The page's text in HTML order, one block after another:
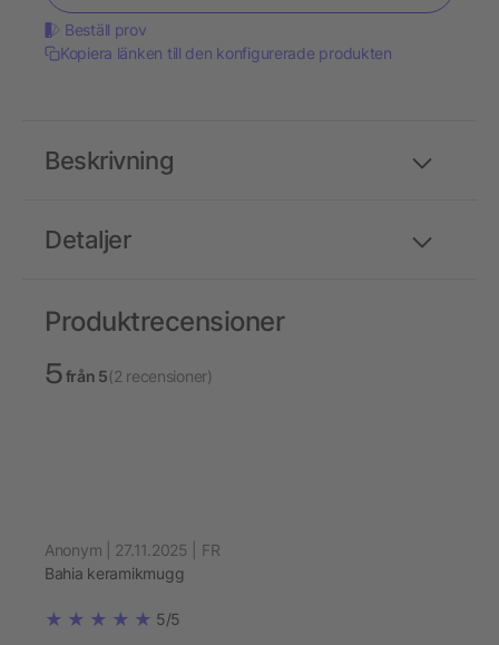
Beställ prov
Kopiera länken till den konfigurerade produkten
Detaljer
Beskrivning
Produktrecensioner
5från 5(2 recensioner)
Anonym | 27.11.2025 | FR
Bahia keramikmugg
5/5